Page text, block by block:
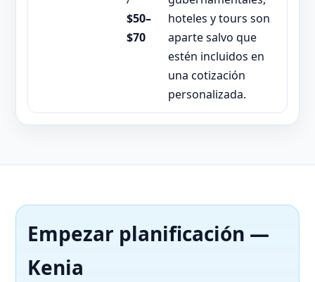
$50–
$70
hoteles y tours son
aparte salvo que
estén incluidos en
una cotización
personalizada.
Empezar planificación —
Kenia